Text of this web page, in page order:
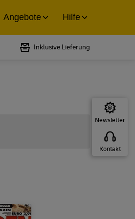
Angebote Hilfe
bei
Inklusive Lieferung
Newsletter
Kontakt